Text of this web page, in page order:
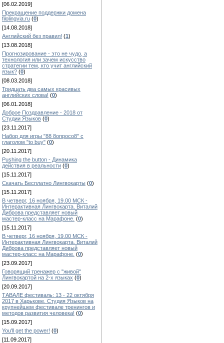
[06.02.2019]
Прекращение поддержки домена
filolingvia.ru (0)
[14.08.2018]
Английский без правил! (1)
[13.08.2018]
Прогнозирование - это не чудо, а
технология или зачем искусство
стратегии тем, кто учит английский
язык? (0)
[08.03.2018]
Тридцать два самых красивых
английских слова! (0)
[06.01.2018]
Доброе Поздравление - 2018 от
Студии Языков (0)
[23.11.2017]
Набор для игры "88 8опросо8" с
глаголом "to buy" (0)
[20.11.2017]
Pushing the button - Динамика
действия в реальности (0)
[15.11.2017]
Скачать Бесплатно Лингвокарты (0)
[15.11.2017]
В четверг, 16 ноября, 19.00 МСК -
Интерактивная Лингвокарта. Виталий
Диброва представляет новый
мастер-класс на Марафоне. (0)
[15.11.2017]
В четверг, 16 ноября, 19.00 МСК -
Интерактивная Лингвокарта. Виталий
Диброва представляет новый
мастер-класс на Марафоне. (0)
[23.09.2017]
Говорящий тренажер с "живой"
Лингвокартой на 2-х языках (0)
[20.09.2017]
ТАВАЛЕ фестиваль: 13 - 22 октября
2017 в Харькове. Студия Языков на
крупнейшем фестивале тренингов и
методов развития человека! (0)
[15.09.2017]
You'll get the power! (0)
[11.09.2017]